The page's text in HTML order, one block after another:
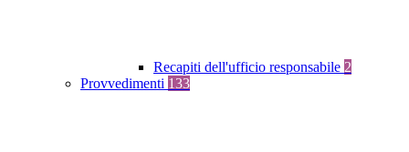
Recapiti dell'ufficio responsabile 2
Provvedimenti 133